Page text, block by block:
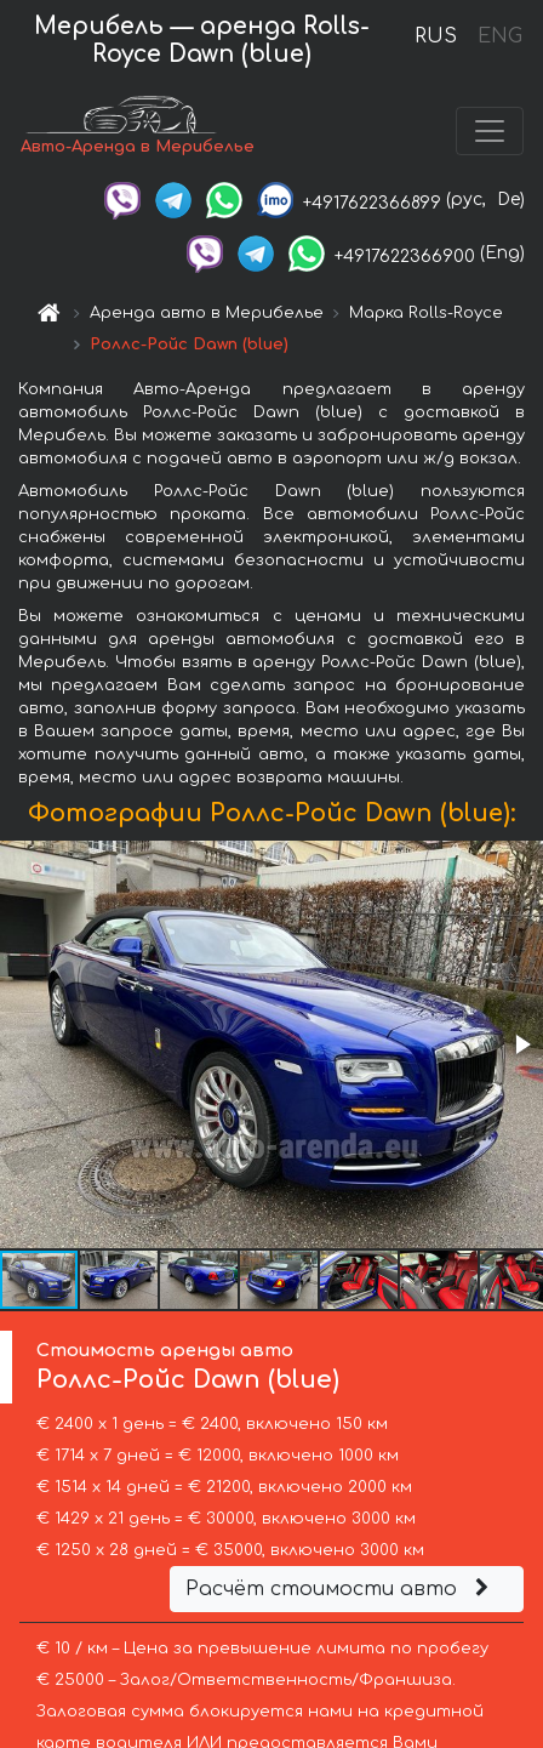
RUS ENG
Мерибель — аренда Rolls-
Royce Dawn (blue)
Авто-Аренда в Мерибелье
+4917622366899 (рус, De)
+4917622366900 (Eng)
Аренда авто в Мерибелье
Марка Rolls-Royce
Роллс-Ройс Dawn (blue)
Компания Авто-Аренда предлагает в аренду
автомобиль Роллс-Ройс Dawn (blue) с доставкой в
Мерибель. Вы можете заказать и забронировать аренду
автомобиля с подачей авто в аэропорт или ж/д вокзал.
Автомобиль Роллс-Ройс Dawn (blue) пользуются
популярностью проката. Все автомобили Роллс-Ройс
снабжены современной электроникой, элементами
комфорта, системами безопасности и устойчивости
при движении по дорогам.
Вы можете ознакомиться с ценами и техническими
данными для аренды автомобиля с доставкой его в
Мерибель. Чтобы взять в аренду Роллс-Ройс Dawn (blue),
мы предлагаем Вам сделать запрос на бронирование
авто, заполнив форму запроса. Вам необходимо указать
в Вашем запросе даты, время, место или адрес, где Вы
хотите получить данный авто, а также указать даты,
время, место или адрес возврата машины.
Фотографии Роллс-Ройс Dawn (blue):
Стоимость аренды авто
Роллс-Ройс Dawn (blue)
€ 2400 х 1 день = € 2400, включено 150 км
€ 1714 х 7 дней = € 12000, включено 1000 км
€ 1514 х 14 дней = € 21200, включено 2000 км
€ 1429 х 21 день = € 30000, включено 3000 км
€ 1250 х 28 дней = € 35000, включено 3000 км
Расчёт стоимости авто
€ 10 / км – Цена за превышение лимита по пробегу
€ 25000 – Залог/Ответственность/Франшиза.
Залоговая сумма блокируется нами на кредитной
карте водителя ИЛИ предоставляется Вами